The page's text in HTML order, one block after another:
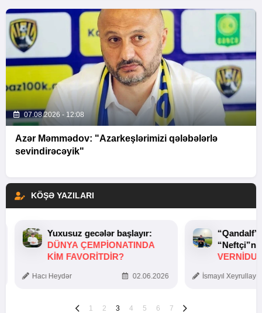
07.08.2026 - 12:08
Azər Məmmədov: "Azarkeşlərimizi qələbələrlə
sevindirəcəyik"
KÖŞƏ YAZILARI
Yuxusuz gecələr başlayır:
DÜNYA ÇEMPIONATINDA
KIM FAVORITDIR?
Hacı Heydər 02.06.2026 İsmayıl
1 2 3 4 5 6 7